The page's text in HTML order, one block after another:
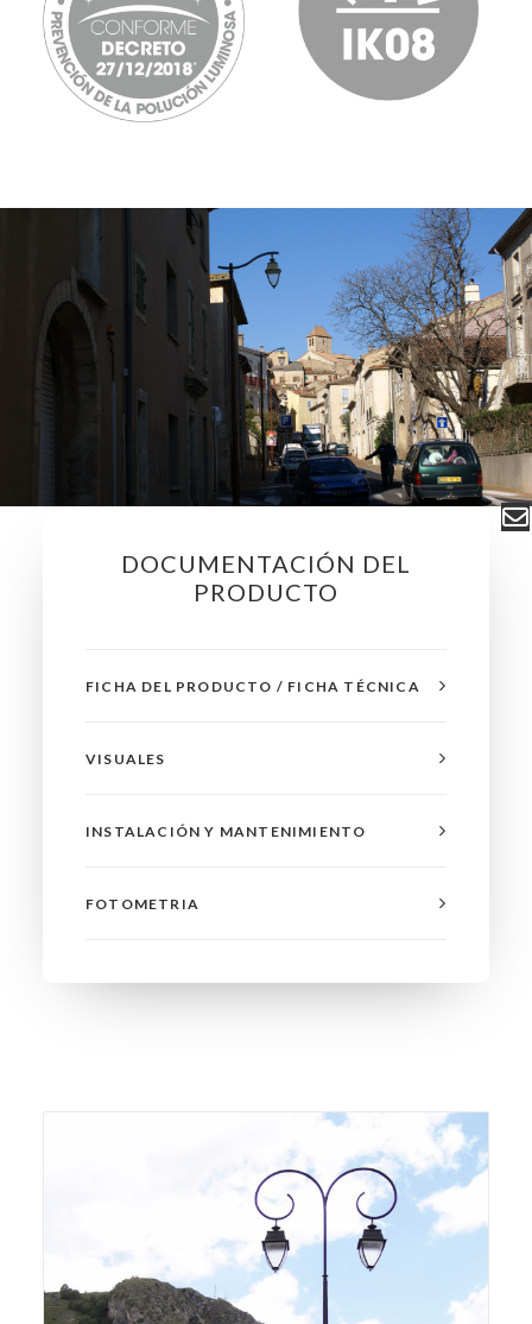
DOCUMENTACIÓN DEL
PRODUCTO
FICHA DEL PRODUCTO / FICHA TÉCNICA
VISUALES
INSTALACIÓN Y MANTENIMIENTO
FOTOMETRIA